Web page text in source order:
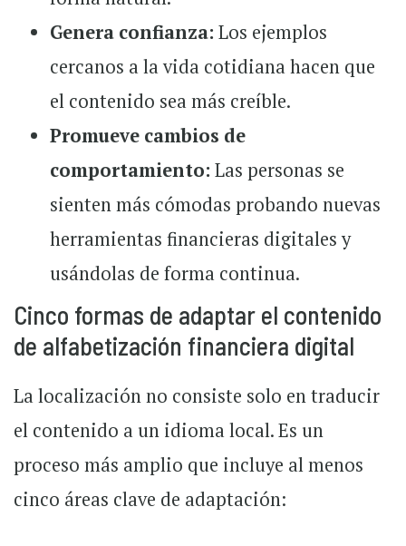
Genera confianza: Los ejemplos
cercanos a la vida cotidiana hacen que
el contenido sea más creíble.
Promueve cambios de
comportamiento: Las personas se
sienten más cómodas probando nuevas
herramientas financieras digitales y
usándolas de forma continua.
Cinco formas de adaptar el contenido
de alfabetización financiera digital
La localización no consiste solo en traducir
el contenido a un idioma local. Es un
proceso más amplio que incluye al menos
cinco áreas clave de adaptación: